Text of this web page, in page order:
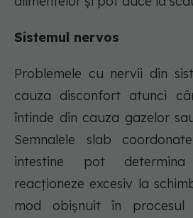
Sistemul nervos
Problemele cu nervii din
cauza disconfort atunci
întinde din cauza gazelor
Semnalele slab
intestine pot
reacționeze excesiv la
mod obișnuit în procesul